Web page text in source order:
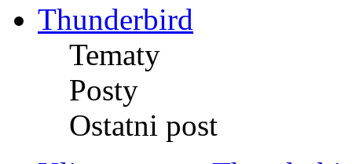
Thunderbird
Tematy
Posty
Ostatni post